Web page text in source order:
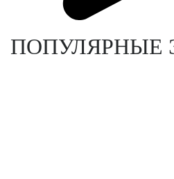
ПОПУЛЯРНЫЕ